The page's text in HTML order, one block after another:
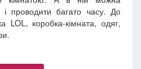
і проводити багато часу. До
LOL, коробка-кімната, одяг,